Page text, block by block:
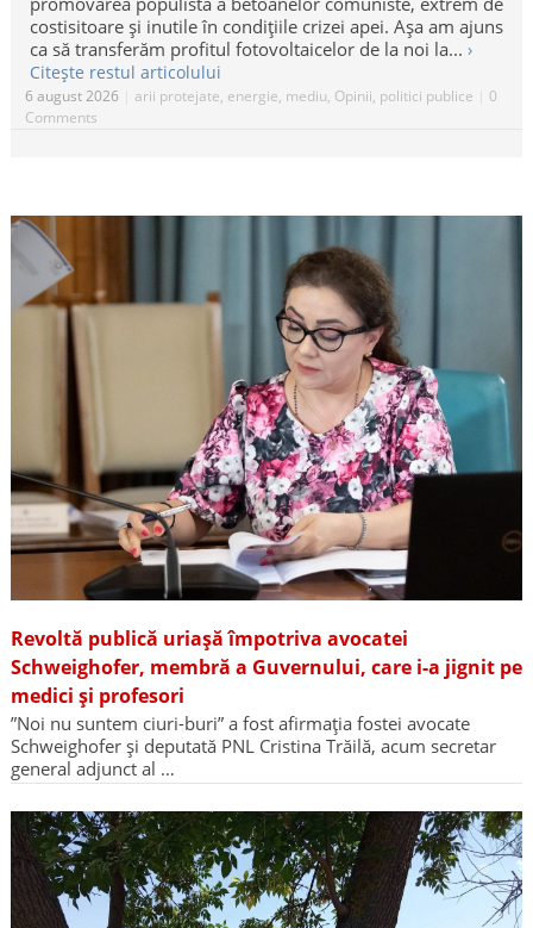
costisitoare și inutile în condițiile crizei apei. Așa am ajuns
ca să transferăm profitul fotovoltaicelor de la noi la... ›
Citește restul articolului
6 august 2026 arii protejate, energie, mediu, Opinii, politici publice
0
Comments
Revoltă publică uriașă împotriva avocatei
Schweighofer, membră a Guvernului, care i-a jignit pe
medici și profesori
”Noi nu suntem ciuri-buri” a fost afirmația fostei avocate
Schweighofer și deputată PNL Cristina Trăilă, acum secretar
general adjunct al …